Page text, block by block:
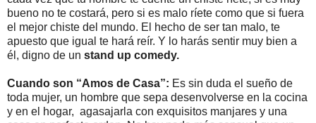
bueno no te costará, pero si es malo ríete como que si fuera
el mejor chiste del mundo. El hecho de ser tan malo, te
apuesto que igual te hará reír. Y lo harás sentir muy bien a
él, digno de un stand up comedy.
Cuando son “Amos de Casa”: Es sin duda el sueño de
toda mujer, un hombre que sepa desenvolverse en la cocina
y en el hogar, agasajarla con exquisitos manjares y una